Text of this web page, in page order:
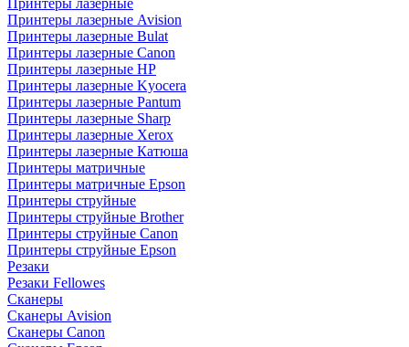
Принтеры лазерные
Принтеры лазерные Avision
Принтеры лазерные Bulat
Принтеры лазерные Canon
Принтеры лазерные HP
Принтеры лазерные Kyocera
Принтеры лазерные Pantum
Принтеры лазерные Sharp
Принтеры лазерные Xerox
Принтеры лазерные Катюша
Принтеры матричные
Принтеры матричные Epson
Принтеры струйные
Принтеры струйные Brother
Принтеры струйные Canon
Принтеры струйные Epson
Резаки
Резаки Fellowes
Сканеры
Сканеры Avision
Сканеры Canon